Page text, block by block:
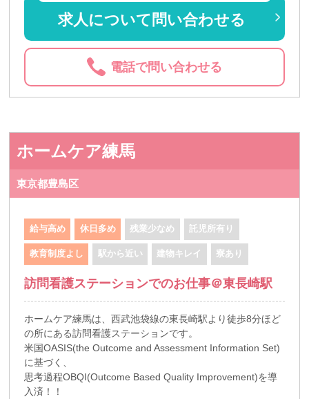
求人について問い合わせる
電話で問い合わせる
ホームケア練馬
東京都豊島区
給与高め 休日多め 残業少なめ 託児所有り
教育制度よし 駅から近い 建物キレイ 寮あり
訪問看護ステーションでのお仕事＠東長崎駅
ホームケア練馬は、西武池袋線の東長崎駅より徒歩8分ほど
の所にある訪問看護ステーションです。
米国OASIS(the Outcome and Assessment Information Set)
に基づく、
思考過程OBQI(Outcome Based Quality Improvement)を導
入済！！